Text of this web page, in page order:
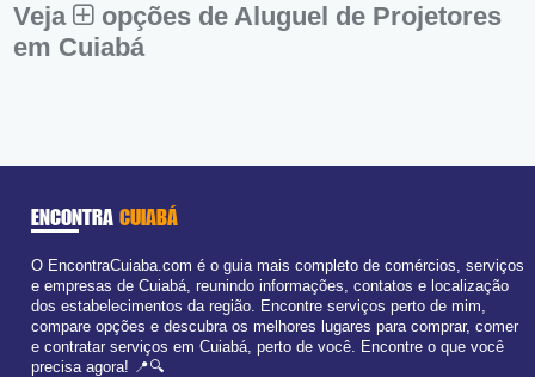
Veja
opções de Aluguel de Projetores
em Cuiabá
ENCONTRA CUIABÁ
O EncontraCuiaba.com é o guia mais completo de comércios, serviços
e empresas de Cuiabá, reunindo informações, contatos e localização
dos estabelecimentos da região. Encontre serviços perto de mim,
compare opções e descubra os melhores lugares para comprar, comer
e contratar serviços em Cuiabá, perto de você. Encontre o que você
precisa agora! 📍🔍